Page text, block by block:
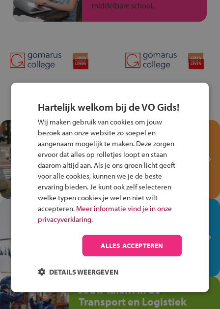
middelbare school.
Test je kennis met het
Fiets Veilig
Verkeersspel!
Speel het Fiets Veilig Verkeersspel
en win een Cortina-fiets!
In de winkel ben je op je
plek!
Ontdek via het vmbo jouw talent
op de winkelvloer, waar elke dag
Jouw talent in de
Transport en Logistiek
Hartelijk welkom bij de VO Gids!
Wij maken gebruik van cookies om jouw
bezoek aan onze website zo soepel en
aangenaam mogelijk te maken. Deze zorgen
ervoor dat alles op rolletjes loopt en staan
daarom altijd aan. Als je ons groen licht geeft
voor alle cookies, kunnen we je de beste
ervaring bieden. Je kunt ook zelf selecteren
welke typen cookies je wel en niet wilt
accepteren. Meer informatie vind je in onze
privacyverklaring.
ALLES ACCEPTEREN
DETAILS WEERGEVEN